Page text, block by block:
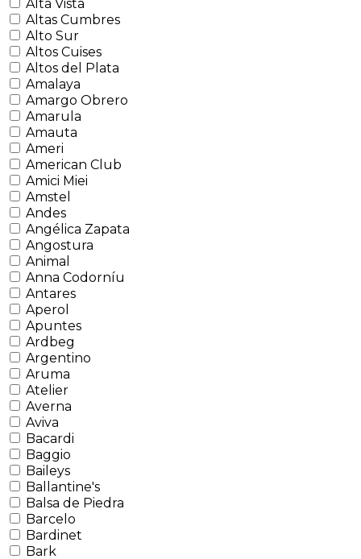
Alta Vista
Altas Cumbres
Alto Sur
Altos Cuises
Altos del Plata
Amalaya
Amargo Obrero
Amarula
Amauta
Ameri
American Club
Amici Miei
Amstel
Andes
Angélica Zapata
Angostura
Animal
Anna Codorníu
Antares
Aperol
Apuntes
Ardbeg
Argentino
Aruma
Atelier
Averna
Aviva
Bacardi
Baggio
Baileys
Ballantine's
Balsa de Piedra
Barcelo
Bardinet
Bark